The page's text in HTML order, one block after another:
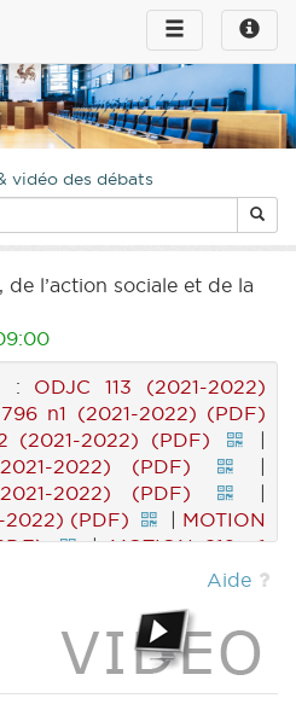
Toggle
infos
Toggle
navigation
vidéo des débats
l’action sociale et de la
: ODJC 113 (2021-2022)
796 n1 (2021-2022) (PDF)
(2021-2022) (PDF)
|
2022) (PDF)
|
2022) (PDF)
|
2022) (PDF)
| MOTION
|MOTION 812 n1
CRIC 102 (2021-2022)
2022) (PDF)
|BT 113
Aide